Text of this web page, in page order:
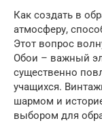
Как создать в
атмосферу,
Этот вопрос
Обои – важный
существенно
учащихся.
шармом и
выбором для